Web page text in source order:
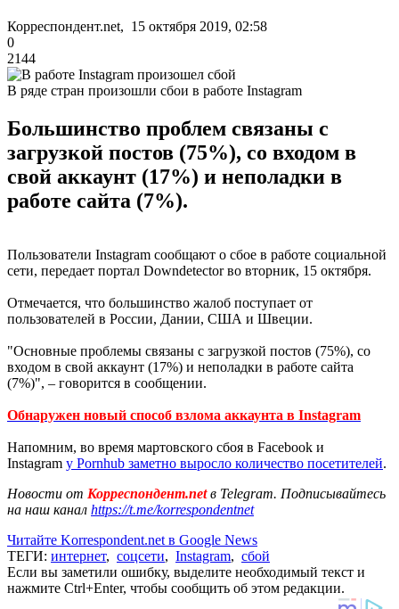
Корреспондент.net, 15 октября 2019, 02:58
0
2144
В ряде стран произошли сбои в работе Instagram
Большинство проблем связаны с
загрузкой постов (75%), со входом в
свой аккаунт (17%) и неполадки в
работе сайта (7%).
Пользователи Instagram сообщают о сбое в работе социальной
сети, передает портал Downdetector во вторник, 15 октября.
Отмечается, что большинство жалоб поступает от
пользователей в России, Дании, США и Швеции.
"Основные проблемы связаны с загрузкой постов (75%), со
входом в свой аккаунт (17%) и неполадки в работе сайта
(7%)", – говорится в сообщении.
Обнаружен новый способ взлома аккаунта в Instagram
Напомним, во время мартовского сбоя в Facebook и
Instagram у Pornhub заметно выросло количество посетителей.
Новости от Корреспондент.netв Telegram. Подписывайтесь
на наш канал https://t.me/korrespondentnet
Читайте Korrespondent.net в Google News
ТЕГИ: интернет, соцсети, Instagram, сбой
Если вы заметили ошибку, выделите необходимый текст и
нажмите Ctrl+Enter, чтобы сообщить об этом редакции.